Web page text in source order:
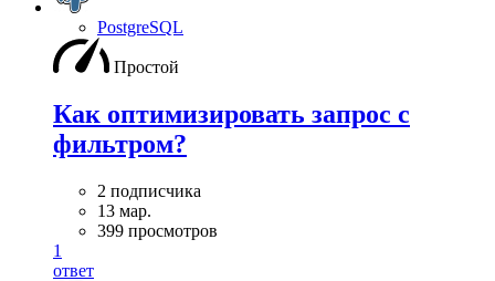
PostgreSQL
Простой
Как оптимизировать запрос с
фильтром?
2 подписчика
13 мар.
399 просмотров
1
ответ